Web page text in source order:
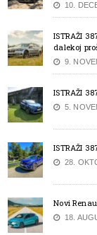
10.
ISTRAŽI
dalekoj
9.
ISTRAŽI
5.
ISTRAŽI
28.
Novi
18.